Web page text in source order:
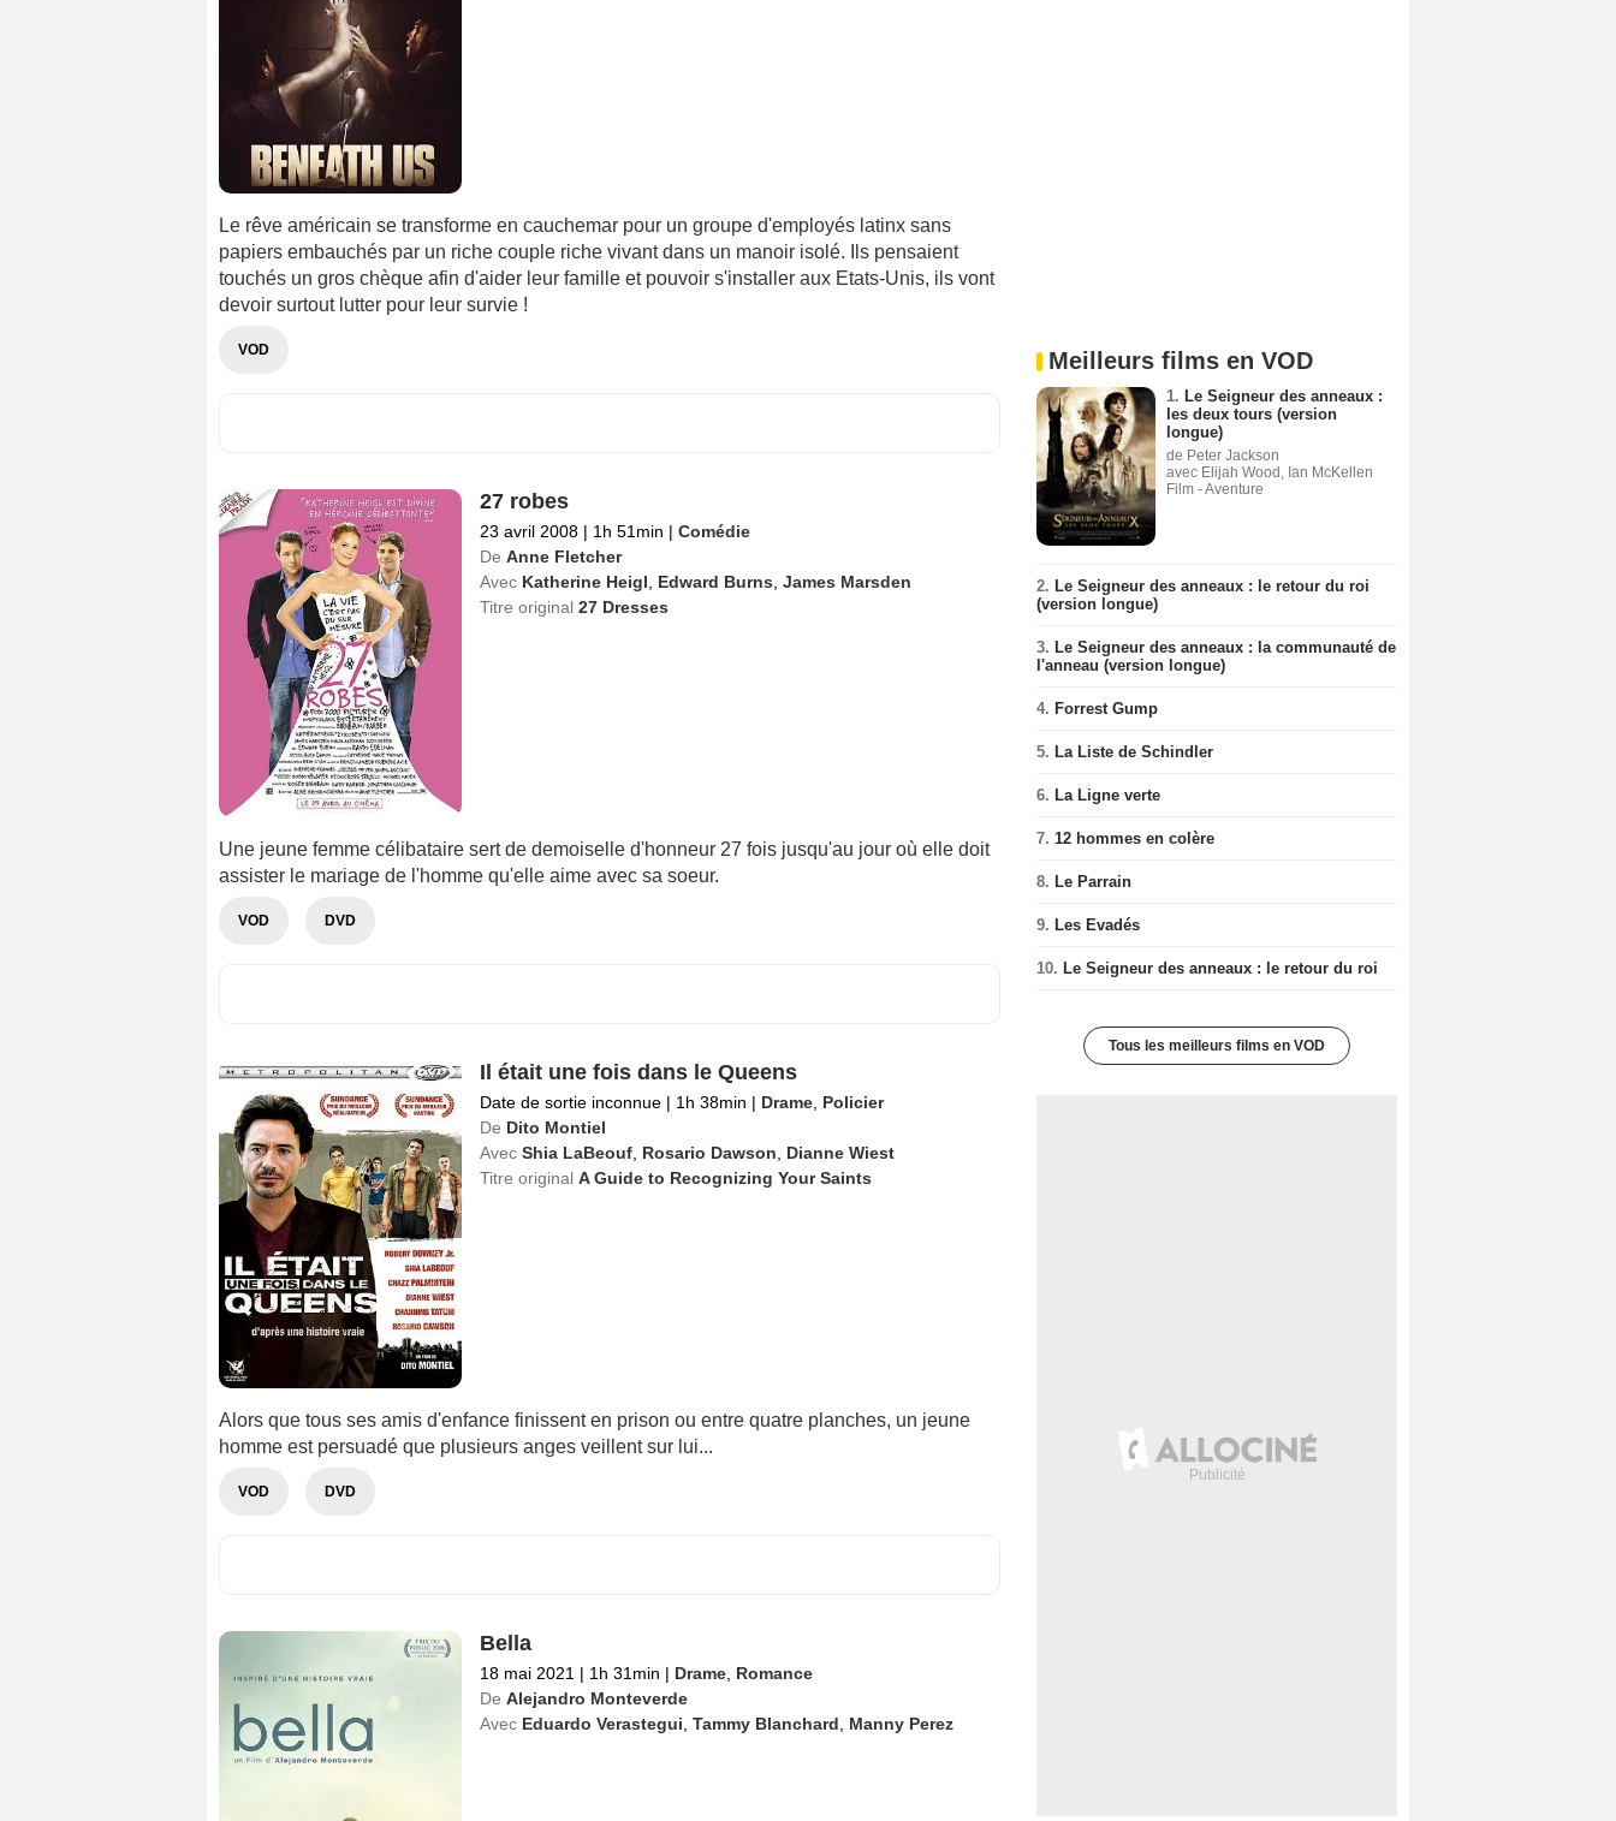
Le rêve américain se transforme en cauchemar pour un groupe d'employés latinx sans
papiers embauchés par un riche couple riche vivant dans un manoir isolé. Ils pensaient
touchés un gros chèque afin d'aider leur famille et pouvoir s'installer aux Etats-Unis, ils vont
devoir surtout lutter pour leur survie !
VOD
27 robes
23 avril 2008 | 1h 51min | Comédie
De Anne Fletcher
Avec Katherine Heigl Edward Burns James Marsden
Titre original 27 Dresses
Une jeune femme célibataire sert de demoiselle d'honneur 27 fois jusqu'au jour où elle doit
assister le mariage de l'homme qu'elle aime avec sa soeur.
VOD DVD
Il était une fois dans le Queens
Date de sortie inconnue | 1h 38min | Drame, Policier
De Dito Montiel
Avec Shia LaBeouf, Rosario Dawson
Dianne Wiest
Titre original A Guide to Recognizing Your Saints
Alors que tous ses amis d'enfance finissent en prison ou entre quatre planches, un jeune
homme est persuadé que plusieurs anges veillent sur lui...
VOD DVD
Bella
18 mai 2021 | 1h 31min | Drame, Romance
De Alejandro Monteverde
Avec Eduardo Verastegui Tammy Blanchard Manny Perez
Meilleurs films en VOD
1. Le Seigneur des anneaux :
les deux tours (version
longue)
de Peter Jackson
avec Elijah Wood, Ian McKellen
Film - Aventure
2. Le Seigneur des anneaux : le retour du roi
(version longue)
3. Le Seigneur des anneaux : la communauté de
l'anneau (version longue)
4. Forrest Gump
5. La Liste de Schindler
6. La Ligne verte
7. 12 hommes en colère
8. Le Parrain
9. Les Evadés
10. Le Seigneur des anneaux : le retour du roi
Tous les meilleurs films en VOD